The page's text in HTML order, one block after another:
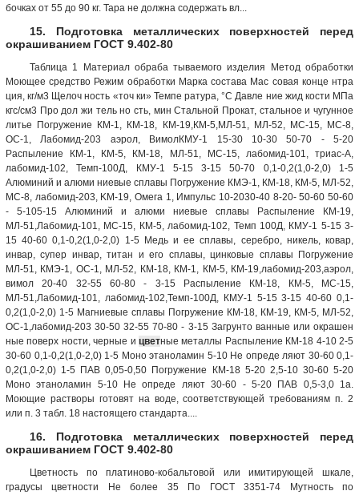
бочках от 55 до 90 кг. Тара не должна содержать вл...
15. Подготовка металлических поверхностей перед
окрашиванием ГОСТ 9.402-80
Таблица 1 Материал обраба тываемого изделия Метод обработки
Моющее средство Режим обработки Марка состава Мас совая конце нтра
ция, кг/м3 Щелоч ность «точ ки» Темпе ратура, °С Давле ние жид кости МПа
кгс/см3 Про дол жи тель но сть, мин Стальной Прокат, стальное и чугунное
литье Погружение КМ-1, КМ-18, КМ-19,КМ-5,МЛ-51, МЛ-52, МС-15, МС-8,
ОС-1, Лабомид-203 аэрол, ВимолКМУ-1 15-30 10-30 50-70 - 5-20
Распыление КМ-1, КМ-5, КМ-18, МЛ-51, МС-15, лабомид-101, триас-А,
лабомид-102, Темп-100Д, КМУ-1 5-15 3-15 50-70 0,1-0,2(1,0-2,0) 1-5
Алюминий и алюми ниевые сплавы Погружение КМЭ-1, КМ-18, КМ-5, МЛ-52,
МС-8, лабомид-203, KM-19, Омега 1, Импульс 10-2030-40 8-20- 50-60 50-60
- 5-105-15 Алюминий и алюми ниевые сплавы Распыление КМ-19,
МЛ-51,Лабомид-101, МС-15, КМ-5, лабомид-102, Темп 100Д, КМУ-1 5-15 3-
15 40-60 0,1-0,2(1,0-2,0) 1-5 Медь и ее сплавы, серебро, никель, ковар,
инвар, супер инвар, титан и его сплавы, цинковые сплавы Погружение
МЛ-51, КМЭ-1, ОС-1, МЛ-52, КМ-18, КМ-1, КМ-5, КМ-19,лабомид-203,аэрол,
вимол 20-40 32-55 60-80 - 3-15 Распыление КМ-18, КМ-5, МС-15,
МЛ-51,Лабомид-101, лабомид-102,Темп-100Д, КМУ-1 5-15 3-15 40-60 0,1-
0,2(1,0-2,0) 1-5 Магниевые сплавы Погружение КМ-18, КМ-19, КМ-5, МЛ-52,
ОС-1,лабомид-203 30-50 32-55 70-80 - 3-15 Загрунто ванные или окрашен
ные поверх ности, черные и цветные металлы Распыление КМ-18 4-10 2-5
30-60 0,1-0,2(1,0-2,0) 1-5 Моно этаноламин 5-10 Не опреде ляют 30-60 0,1-
0,2(1,0-2,0) 1-5 ПАВ 0,05-0,50 Погружение КМ-18 5-20 2,5-10 30-60 5-20
Моно этаноламин 5-10 Не опреде ляют 30-60 - 5-20 ПАВ 0,5-3,0 1а.
Моющие растворы готовят на воде, coответствующей требованиям п. 2
или п. 3 табл. 18 настоящего стандарта....
16. Подготовка металлических поверхностей перед
окрашиванием ГОСТ 9.402-80
Цветность по платиново-кобальтовой или имитирующей шкале,
градусы цветности Не более 35 По ГОСТ 3351-74 Мутность по